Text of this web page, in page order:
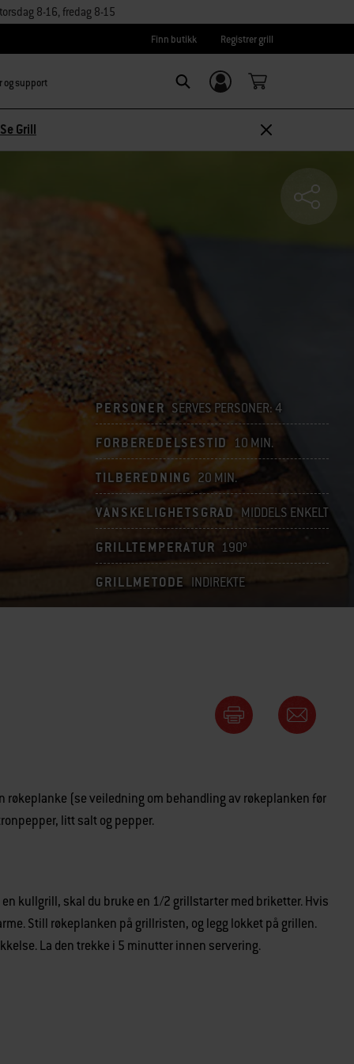
8-16, fredag 8-15
Finn butikk Registrer grill
og support
Logg inn/
Registrer deg
Se Grill
PERSONER SERVES PERSONER: 4
FORBEREDELSESTID 10 MIN.
TILBEREDNING 20 MIN.
VANSKELIGHETSGRAD MIDDELS ENKELT
GRILLTEMPERATUR 190º
GRILLMETODE INDIREKTE
røkeplanke (se veiledning om behandling av røkeplanken før
litt salt og pepper.
kullgrill, skal du bruke en 1/2 grillstarter med briketter. Hvis
Still røkeplanken på grillristen, og legg lokket på grillen.
La den trekke i 5 minutter innen servering.